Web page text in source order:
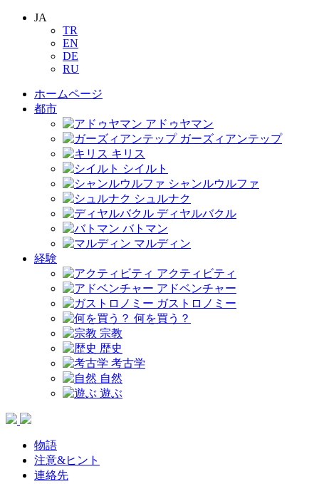
JA
TR
EN
DE
RU
ホームページ
都市
アドゥヤマン
ガーズィアンテップ
キリス
シイルト
シャンルウルファ
シュルナク
ディヤルバクル
バトマン
マルディン
経験
アクティビティ
アドベンチャー
ガストロノミー
何を買う？
宗教
歴史
考古学
自然
遊ぶ
物語
注意&ヒント
連絡先